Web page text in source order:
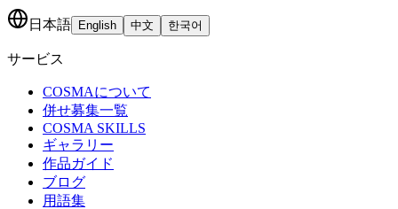
日本語 English 中文 한국어
サービス
COSMAについて
併せ募集一覧
COSMA SKILLS
ギャラリー
作品ガイド
ブログ
用語集